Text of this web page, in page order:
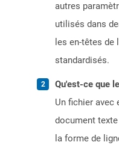
autres
utilisés dans
les en-têtes
standardisés.
Qu'est-ce que
Un fichier avec
document
la forme de